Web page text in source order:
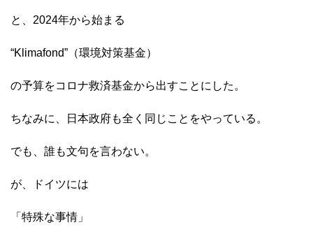
と、2024年から始まる
“Klimafond”（環境対策基金）
の予算をコロナ救済基金から出すことにした。
ちなみに、日本政府も全く同じことをやっている。
でも、誰も文句を言わない。
が、ドイツには
「特殊な事情」